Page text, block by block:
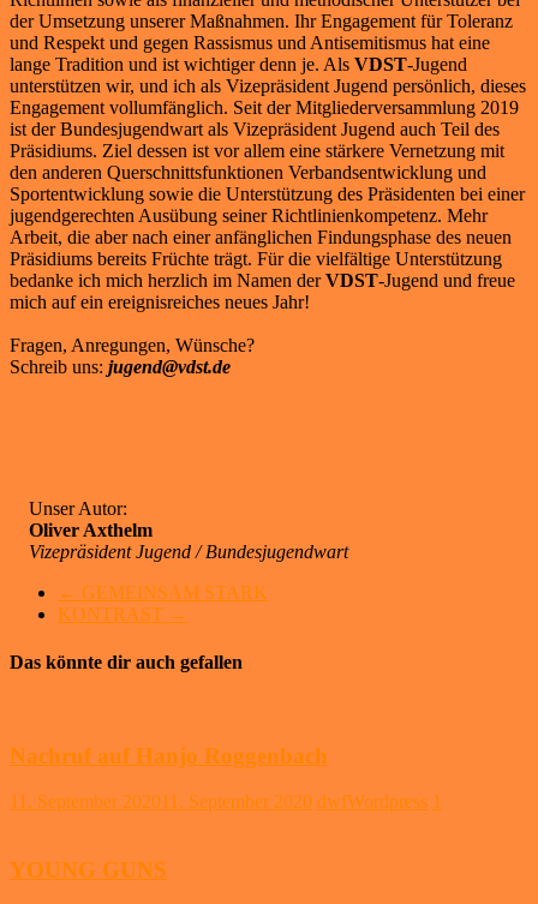
der Umsetzung unserer Maßnahmen. Ihr Engagement für Toleranz
und Respekt und gegen Rassismus und Antisemitismus hat eine
lange Tradition und ist wichtiger denn je. Als VDST-Jugend
unterstützen wir, und ich als Vizepräsident Jugend persönlich, dieses
Engagement vollumfänglich. Seit der Mitgliederversammlung 2019
ist der Bundesjugendwart als Vizepräsident Jugend auch Teil des
Präsidiums. Ziel dessen ist vor allem eine stärkere Vernetzung mit
den anderen Querschnittsfunktionen Verbandsentwicklung und
Sportentwicklung sowie die Unterstützung des Präsidenten bei einer
jugendgerechten Ausübung seiner Richtlinienkompetenz. Mehr
Arbeit, die aber nach einer anfänglichen Findungsphase des neuen
Präsidiums bereits Früchte trägt. Für die vielfältige Unterstützung
bedanke ich mich herzlich im Namen derVDST-Jugend und freue
mich auf ein ereignisreiches neues Jahr!
Fragen, Anregungen, Wünsche?
Schreib uns: jugend@vdst.de
Unser Autor:
Oliver Axthelm
Vizepräsident Jugend / Bundesjugendwart
← GEMEINSAM STARK
KONTRAST →
Das könnte dir auch gefallen
Nachruf auf Hanjo Roggenbach
11. September 202011. September 2020 dwfWordpress 1
YOUNG GUNS